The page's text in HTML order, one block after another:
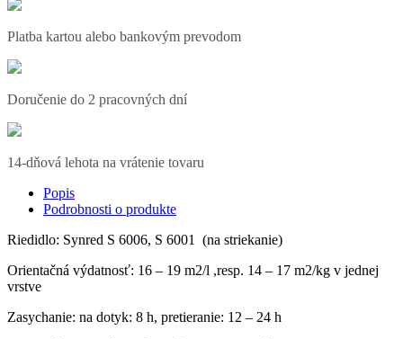
Platba kartou alebo bankovým prevodom
Doručenie do 2 pracovných dní
14-dňová lehota na vrátenie tovaru
Popis
Podrobnosti o produkte
Riedidlo: Synred S 6006, S 6001 (na striekanie)
Orientačná výdatnosť: 16 – 19 m2/l ,resp. 14 – 17 m2/kg v jednej
vrstve
Zasychanie: na dotyk: 8 h, pretieranie: 12 – 24 h